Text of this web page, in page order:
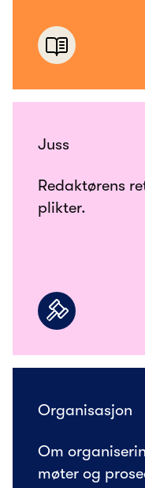
Juss
Redaktørens
plikter.
Organisasjon
Om
møter og